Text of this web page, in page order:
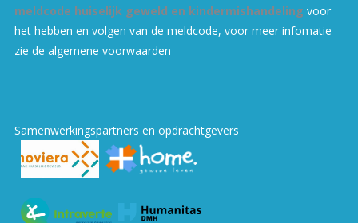
meldcode huiselijk geweld en kindermishandeling voor
het hebben en volgen van de meldcode, voor meer infomatie
zie de algemene voorwaarden
Samenwerkingspartners en opdrachtgevers